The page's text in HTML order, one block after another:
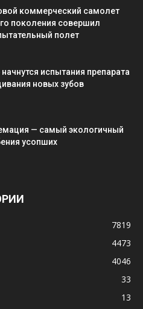
коммерческий самолет
поколения совершил
полет
начнутся испытания препарата
новых зубов
— самый экологичный
усопших
7819
4473
4046
33
13